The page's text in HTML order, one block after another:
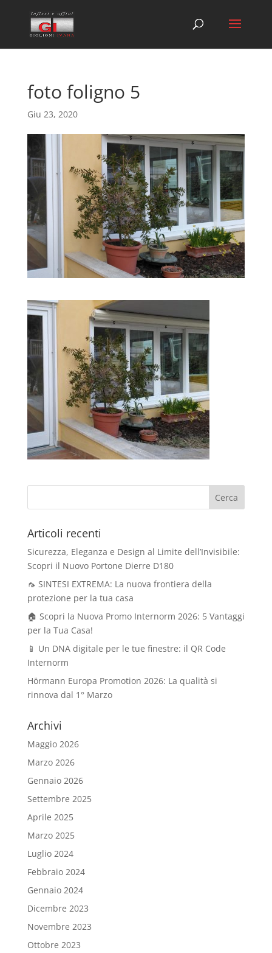
foto foligno 5
Giu 23, 2020
Articoli recenti
Sicurezza, Eleganza e Design al Limite dell’Invisibile:
Scopri il Nuovo Portone Dierre D180
🦟 SINTESI EXTREMA: La nuova frontiera della
protezione per la tua casa
🏠 Scopri la Nuova Promo Internorm 2026: 5 Vantaggi
per la Tua Casa!
📱 Un DNA digitale per le tue finestre: il QR Code
Internorm
Hörmann Europa Promotion 2026: La qualità si
rinnova dal 1° Marzo
Archivi
Maggio 2026
Marzo 2026
Gennaio 2026
Settembre 2025
Aprile 2025
Marzo 2025
Luglio 2024
Febbraio 2024
Gennaio 2024
Dicembre 2023
Novembre 2023
Ottobre 2023